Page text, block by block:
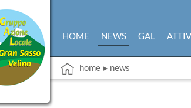
HOME NEWS GAL
home ▸ news